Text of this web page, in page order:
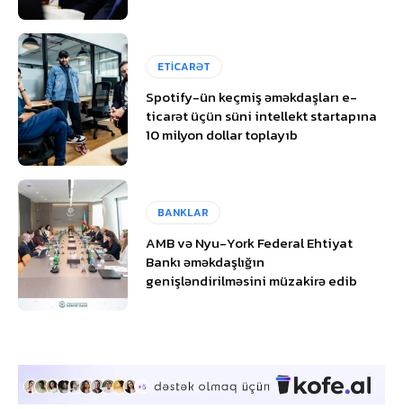
ETİCARƏT
Spotify-ün keçmiş əməkdaşları e-
ticarət üçün süni intellekt startapına
10 milyon dollar toplayıb
BANKLAR
AMB və Nyu-York Federal Ehtiyat
Bankı əməkdaşlığın
genişləndirilməsini müzakirə edib